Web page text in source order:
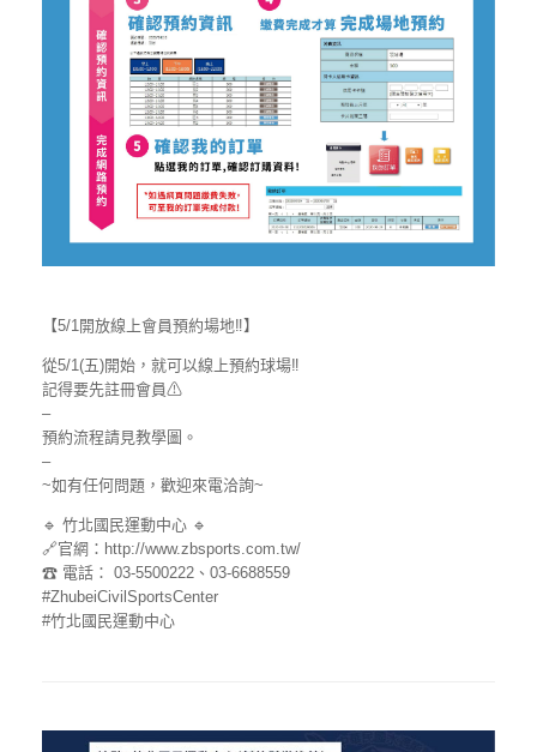
【5/1開放線上會員預約場地‼】
從5/1(五)開始，就可以線上預約球場‼
記得要先註冊會員⚠
–
預約流程請見教學圖。
–
~如有任何問題，歡迎來電洽詢~
🔹 竹北國民運動中心 🔹
🔗官網：http://www.zbsports.com.tw/
☎ 電話： 03-5500222、03-6688559
#ZhubeiCivilSportsCenter
#竹北國民運動中心